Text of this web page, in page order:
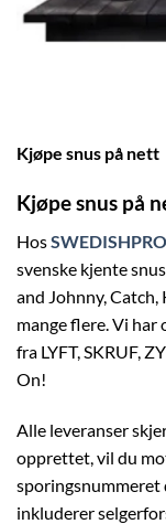
Kjøpe snus på nett
Kjøpe snus på
Hos
svenske kjente
and Johnny, Catch,
mange flere. Vi
fra LYFT, SKRUF,
On!
Alle leveranser
opprettet, vil du
sporingsnummeret
inkluderer